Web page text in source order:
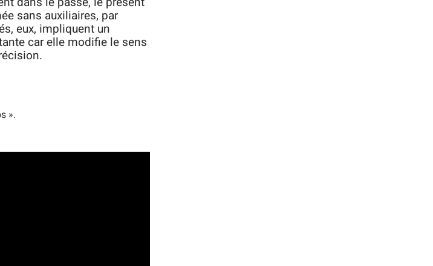
sans auxiliaires, par
eux, impliquent un
car elle modifie le sens
».